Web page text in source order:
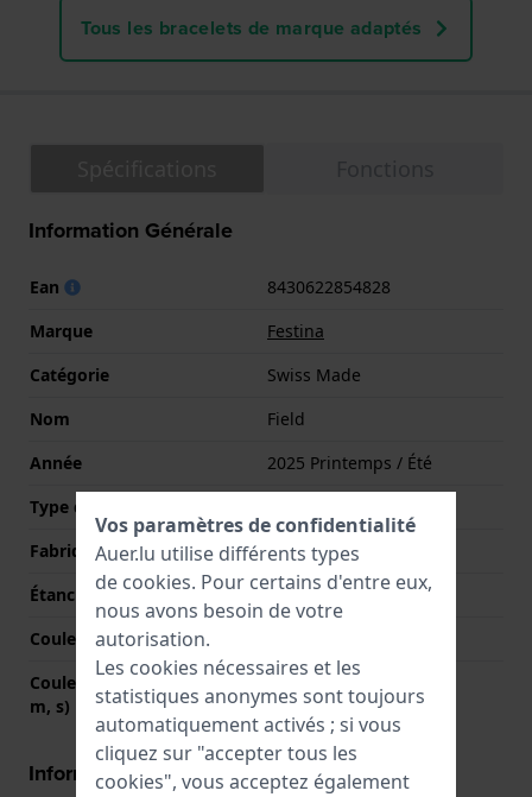
Tous les bracelets de marque adaptés
Information Générale
Ean
8430622854828
Marque
Festina
Catégorie
Swiss Made
Nom
Field
Année
2025 Printemps / Été
Type d'affichage
Fabriqué en Suisse
Oui
Étanchéité
10 Bar (nager)
Couleur du cadran
Couleurs des aiguilles (h,
m, s)
Informations boîtier
Vos paramètres de confidentialité
Auer.lu utilise différents types
de cookies. Pour certains d'entre eux,
nous avons besoin de votre
autorisation.
Les cookies nécessaires et les
statistiques anonymes sont toujours
automatiquement activés ; si vous
cliquez sur "accepter tous les
cookies", vous acceptez également